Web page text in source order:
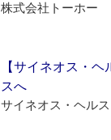
株式会社トーホー
【サイネオス・
スへ
サイネオス・ヘル